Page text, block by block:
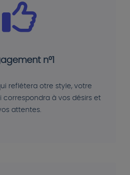
n°1
reflétera otre style, votre
correspondra à vos désirs et
attentes.